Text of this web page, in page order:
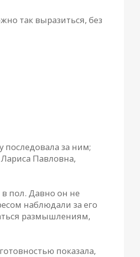
так выразиться, без
последовала за ним;
Павловна,
пол. Давно он не
наблюдали за его
размышлениям,
показала,